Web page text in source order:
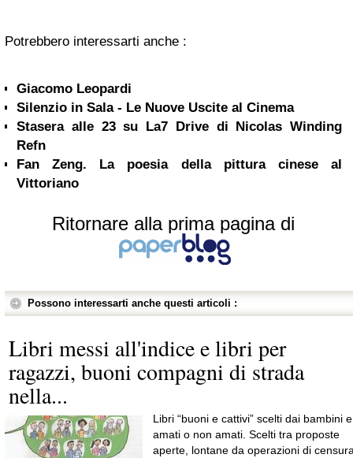
Potrebbero interessarti anche :
Giacomo Leopardi
Silenzio in Sala - Le Nuove Uscite al Cinema
Stasera alle 23 su La7 Drive di Nicolas Winding
Refn
Fan Zeng. La poesia della pittura cinese al
Vittoriano
Ritornare alla prima pagina di
Possono interessarti anche questi articoli :
Libri messi all'indice e libri per
ragazzi, buoni compagni di strada
nella...
Libri “buoni e cattivi” scelti dai bambini e
amati o non amati. Scelti tra proposte
aperte, lontane da operazioni di